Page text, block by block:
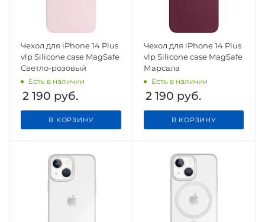
Чехол для iPhone 14 Plus
vlp Silicone case MagSafe
Светло-розовый
Есть в наличии
2 190 руб.
В КОРЗИНУ
Чехол для iPhone 14 Plus
vlp Silicone case MagSafe
Марсала
Есть в наличии
2 190 руб.
В КОРЗИНУ